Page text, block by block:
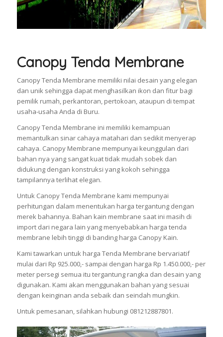
Canopy Tenda Membrane
Canopy Tenda Membrane memiliki nilai desain yang elegan
dan unik sehingga dapat menghasilkan ikon dan fitur bagi
pemilik rumah, perkantoran, pertokoan, ataupun di tempat
usaha-usaha Anda di Buru.
Canopy Tenda Membrane ini memiliki kemampuan
memantulkan sinar cahaya matahari dan sedikit menyerap
cahaya. Canopy Membrane mempunyai keunggulan dari
bahan nya yang sangat kuat tidak mudah sobek dan
didukung dengan konstruksi yang kokoh sehingga
tampilannya terlihat elegan.
Untuk Canopy Tenda Membrane kami mempunyai
perhitungan dalam menentukan harga tergantung dengan
merek bahannya. Bahan kain membrane saat ini masih di
import dari negara lain yang menyebabkan harga tenda
membrane lebih tinggi di banding harga Canopy Kain.
Kami tawarkan untuk harga Tenda Membrane bervariatif
mulai dari Rp 925.000,- sampai dengan harga Rp 1.450.000,- per
meter persegi semua itu tergantung rangka dan desain yang
digunakan. Kami akan menggunakan bahan yang sesuai
dengan keinginan anda sebaik dan seindah mungkin.
Untuk pemesanan, silahkan hubungi 081212887801.